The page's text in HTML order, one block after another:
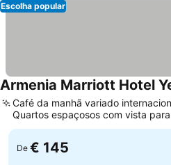
Escolha popular
Armenia Marriott Hotel
Café da manhã variado
Quartos espaçosos com vista
ou montanha
De € 145